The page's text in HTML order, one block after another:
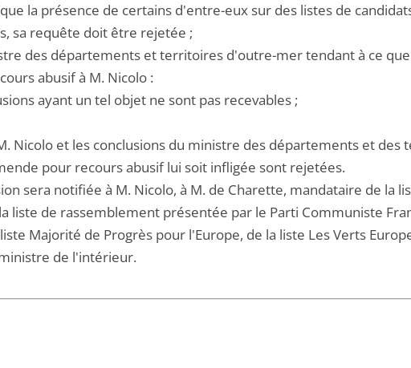
la présence de certains d'entre-eux sur des listes de
sa requête doit être rejetée ;
des départements et territoires d'outre-mer tendant à ce
abusif à M. Nicolo :
ayant un tel objet ne sont pas recevables ;
Nicolo et les conclusions du ministre des départements et
pour recours abusif lui soit infligée sont rejetées.
sera notifiée à M. Nicolo, à M. de Charette, mandataire de la
liste de rassemblement présentée par le Parti Communiste
Majorité de Progrès pour l'Europe, de la liste Les Verts
de l'intérieur.